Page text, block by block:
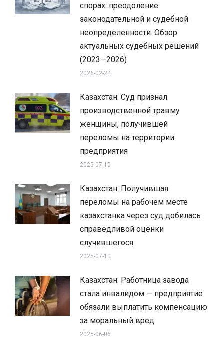
спорах: преодоление
законодательной и судебной
неопределенности. Обзор
актуальных судебных решений
(2023—2026)
2026-02-24
Казахстан: Суд признал
производственной травму
женщины, получившей
переломы на территории
предприятия
2025-07-10
Казахстан: Получившая
переломы на рабочем месте
казахстанка через суд добилась
справедливой оценки
случившегося
2025-07-10
Казахстан: Работница завода
стала инвалидом — предприятие
обязали выплатить компенсацию
за моральный вред
2025-06-06